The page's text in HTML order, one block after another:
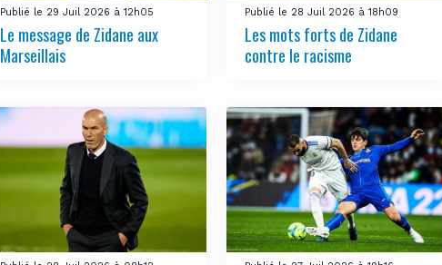
Publié le 29 Juil 2026 à 12h05
Le message de Zidane aux
Marseillais
Publié le 28 Juil 2026 à 18h09
Les mots forts de Zidane
contre le racisme